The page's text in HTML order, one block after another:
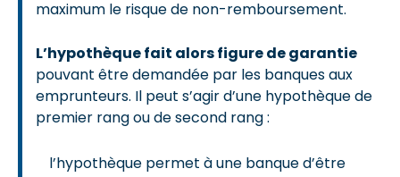
maximum le risque de non-remboursement.
L’hypothèque fait alors figure de garantie
pouvant être demandée par les banques aux
emprunteurs. Il peut s’agir d’une hypothèque de
premier rang ou de second rang :
l’hypothèque permet à une banque d’être